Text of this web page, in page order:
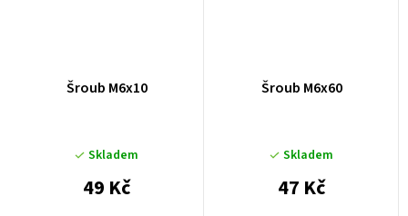
Šroub M6x10
Skladem
49 Kč
Šroub M6x60
Skladem
47 Kč